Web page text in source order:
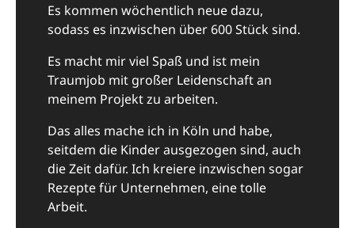
Es kommen wöchentlich neue dazu,
sodass es inzwischen über 600 Stück sind.
Es macht mir viel Spaß und ist mein
Traumjob mit großer Leidenschaft an
meinem Projekt zu arbeiten.
Das alles mache ich in Köln und habe,
seitdem die Kinder ausgezogen sind, auch
die Zeit dafür. Ich kreiere inzwischen sogar
Rezepte für Unternehmen, eine tolle
Arbeit.